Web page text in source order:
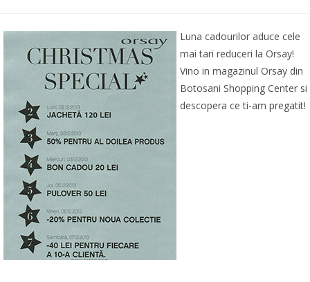
Luna cadourilor aduce cele
mai tari reduceri la Orsay!
Vino in magazinul Orsay din
Botosani Shopping Center si
descopera ce ti-am pregatit!